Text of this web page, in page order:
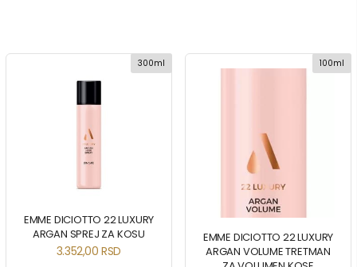
300ml
EMME DICIOTTO 22 LUXURY
ARGAN SPREJ ZA KOSU
3.352,00RSD
100ml
EMME DICIOTTO 22 LUXURY
ARGAN VOLUME TRETMAN